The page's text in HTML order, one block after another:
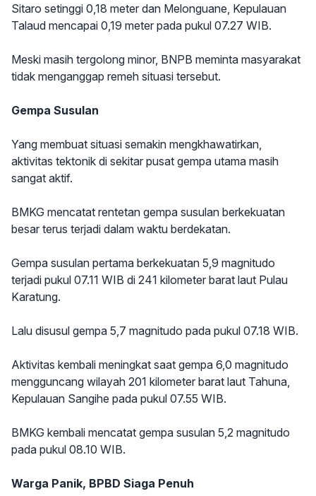
Sitaro setinggi 0,18 meter dan Melonguane, Kepulauan
Talaud mencapai 0,19 meter pada pukul 07.27 WIB.
Meski masih tergolong minor, BNPB meminta masyarakat
tidak menganggap remeh situasi tersebut.
Gempa Susulan
Yang membuat situasi semakin mengkhawatirkan,
aktivitas tektonik di sekitar pusat gempa utama masih
sangat aktif.
BMKG mencatat rentetan gempa susulan berkekuatan
besar terus terjadi dalam waktu berdekatan.
Gempa susulan pertama berkekuatan 5,9 magnitudo
terjadi pukul 07.11 WIB di 241 kilometer barat laut Pulau
Karatung.
Lalu disusul gempa 5,7 magnitudo pada pukul 07.18 WIB.
Aktivitas kembali meningkat saat gempa 6,0 magnitudo
mengguncang wilayah 201 kilometer barat laut Tahuna,
Kepulauan Sangihe pada pukul 07.55 WIB.
BMKG kembali mencatat gempa susulan 5,2 magnitudo
pada pukul 08.10 WIB.
Warga Panik, BPBD Siaga Penuh